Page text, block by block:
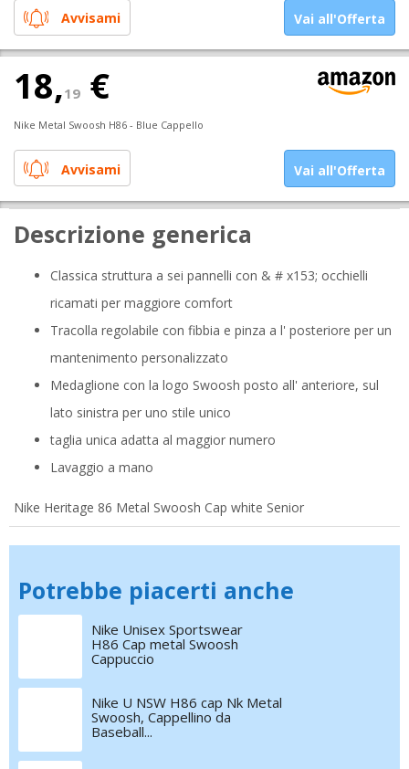
Potrebbe piacerti anche
Nike Unisex Sportswear
H86 Cap metal Swoosh
Cappuccio
Nike U NSW H86 cap Nk Metal
Swoosh, Cappellino da
Baseball...
Avvisami Vai all'Offerta
18,19 €
Nike Metal Swoosh H86 - Blue Cappello
Avvisami Vai all'Offerta
Descrizione generica
Classica struttura a sei pannelli con & # x153; occhielli
ricamati per maggiore comfort
Tracolla regolabile con fibbia e pinza a l' posteriore per un
mantenimento personalizzato
Medaglione con la logo Swoosh posto all' anteriore, sul
lato sinistra per uno stile unico
taglia unica adatta al maggior numero
Lavaggio a mano
Nike Heritage 86 Metal Swoosh Cap white Senior